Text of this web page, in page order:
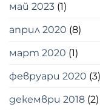
май 2023 (1)
април 2020 (8)
март 2020 (1)
февруари 2020 (3)
декември 2018 (2)